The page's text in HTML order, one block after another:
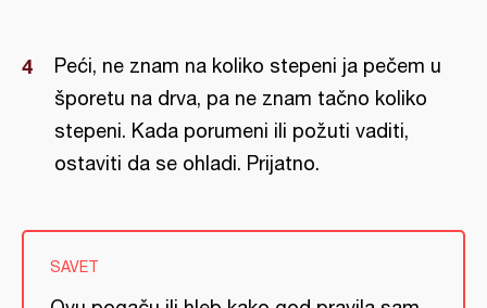
Peći, ne znam na koliko stepeni ja pečem u
šporetu na drva, pa ne znam tačno koliko
stepeni. Kada porumeni ili požuti vaditi,
ostaviti da se ohladi. Prijatno.
SAVET